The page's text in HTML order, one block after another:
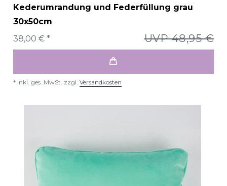
Kederumrandung und Federfüllung grau
30x50cm
UVP 48,95 €
38,00 € *
* inkl. ges. MwSt. zzgl. Versandkosten